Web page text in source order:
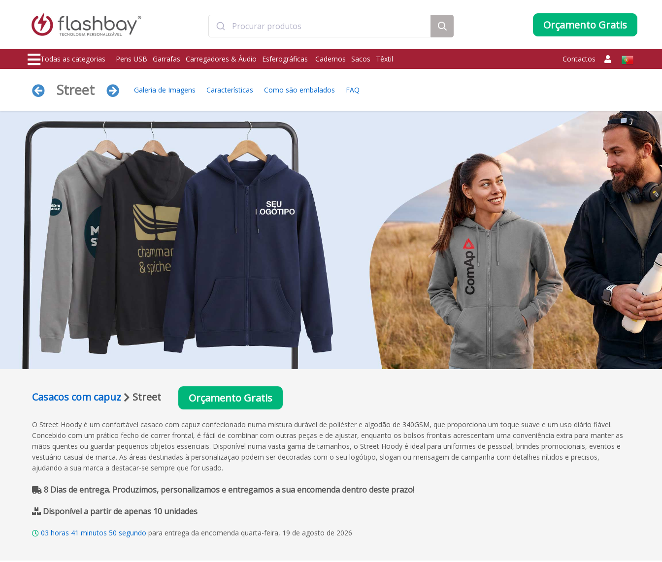
Orçamento Gratis
Todas as categorias Pens USB Garrafas Carregadores & Áudio Esferográficas Cadernos Sacos Têxtil Contactos
Street Galeria de Imagens Características Como são embalados FAQ
Casacos com capuz Street Orçamento Gratis
O Street Hoody é um confortável casaco com capuz confecionado numa mistura durável de poliéster e algodão de 340GSM, que proporciona um toque suave e um uso diário fiável.
Concebido com um prático fecho de correr frontal, é fácil de combinar com outras peças e de ajustar, enquanto os bolsos frontais acrescentam uma conveniência extra para manter as
mãos quentes ou guardar pequenos objetos essenciais. Disponível numa vasta gama de tamanhos, o Street Hoody é ideal para uniformes de pessoal, brindes promocionais, eventos e
vestuário casual de marca. As áreas destinadas à personalização podem ser decoradas com o seu logótipo, slogan ou mensagem de campanha com detalhes nítidos e precisos,
ajudando a sua marca a destacar-se sempre que for usado.
8 Dias de entrega. Produzimos, personalizamos e entregamos a sua encomenda dentro deste prazo!
Disponível a partir de apenas 10 unidades
03 horas 41 minutos 49 segundo para entrega da encomenda quarta-feira, 19 de agosto de 2026